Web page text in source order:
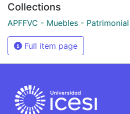
Collections
APFFVC - Muebles - Patrimonial
Full item page